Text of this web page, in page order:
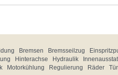
Bremsen Bremsseilzug
Hinterachse Hydraulik
Motorkühlung Regulierung Räder